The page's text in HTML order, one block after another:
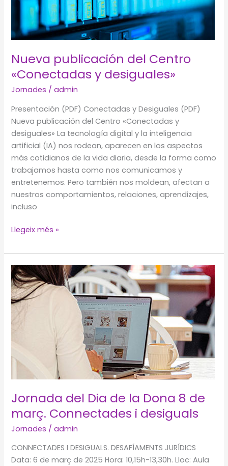
Nueva publicación del Centro
«Conectadas y desiguales»
Jornades /admin
Presentación (PDF) Conectadas y Desiguales (PDF)
Nueva publicación del Centro «Conectadas y
desiguales» La tecnología digital y la inteligencia
artificial (IA) nos rodean, aparecen en los aspectos
más cotidianos de la vida diaria, desde la forma como
trabajamos hasta como nos comunicamos y
entretenemos. Pero también nos moldean, afectan a
nuestros comportamientos, relaciones, aprendizajes,
incluso
Nueva
del
Centro
«Conectadas
y
desiguales»
Llegeix més »
Jornada del Dia de la Dona 8 de
març. Connectades i desiguals
Jornades /admin
CONNECTADES I DESIGUALS. DESAFÍAMENTS JURÍDICS
Data: 6 de març de 2025 Hora: 10,15h-13,30h. Lloc: Aula